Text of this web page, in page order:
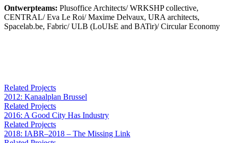
Ontwerpteams: Plusoffice Architects/ WRKSHP collective,
CENTRAL/ Eva Le Roi/ Maxime Delvaux, URA architects,
Spacelab.be, Fabric/ ULB (LoUIsE and BATir)/ Circular Economy
Related Projects
2012: Kanaalplan Brussel
Related Projects
2016: A Good City Has Industry
Related Projects
2018: IABR–2018 – The Missing Link